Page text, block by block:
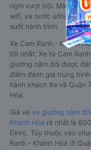
nghi vượt trội. Màn hình
wifi, và nước uống và
suốt hành trình.
Xe Cam Ranh - Khánh
tốt nhất: Xe từ Cam
giường nằm đôi được
điểm đánh giá trung
hành khách Xe về Quận
Hòa.
Giá vé xe giường nằm
Khánh Hòa rẻ nhất là
Định). Tùy thuộc vào
Ranh - Khánh Hòa đi